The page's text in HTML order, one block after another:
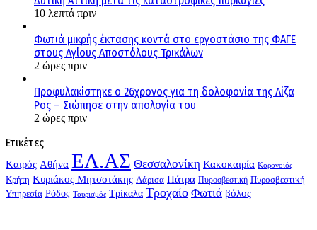
10 λεπτά πριν
Φωτιά μικρής έκτασης κοντά στο εργοστάσιο της ΦΑΓΕ
στους Αγίους Αποστόλους Τρικάλων
2 ώρες πριν
Προφυλακίστηκε ο 26χρονος για τη δολοφονία της Λίζα
Ρος – Σιώπησε στην απολογία του
2 ώρες πριν
Ετικέτες
Kαιρός Αθήνα ΕΛ.ΑΣ Θεσσαλονίκη Κακοκαιρία Κορονοϊός
Κρήτη Κυριάκος Μητσοτάκης Λάρισα Πάτρα Πυροσβεστική Πυροσβεστική
Υπηρεσία Ρόδος Τουρισμός Τρίκαλα Τροχαίο Φωτιά βόλος